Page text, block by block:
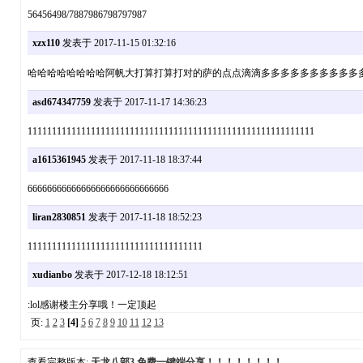
56456498/7887986798797987
xzx110发表于 2017-11-15 01:32:16
哈哈哈哈哈哈哈哈阿帆大打算打算打对的萨的点点滴滴多多多多多多多多多
asd674347759发表于 2017-11-17 14:36:23
11111111111111111111111111111111111111111111111111111111111
a1615361945发表于 2017-11-18 18:37:44
66666666666666666666666666666
liran2830851发表于 2017-11-18 18:52:23
111111111111111111111111111111111111
xudianbo发表于 2017-12-18 18:12:51
:lol感谢楼主分享哦！一定顶起
页: 1 2 3 [4] 5 6 7 8 9 10 11 12 13